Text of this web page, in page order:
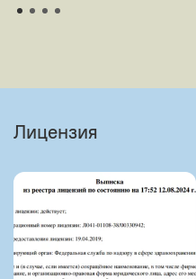
Лицензия